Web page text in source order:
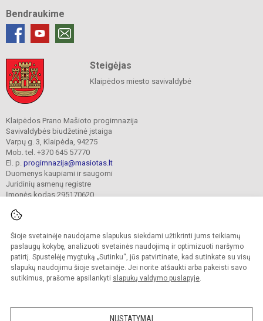
Šioje svetainėje naudojame slapukus siekdami užtikrinti jums teikiamų
paslaugų kokybę, analizuoti svetainės naudojimą ir optimizuoti naršymo
patirtį. Spustelėję mygtuką „Sutinku“, jūs patvirtinate, kad sutinkate su visų
slapukų naudojimu šioje svetainėje. Jei norite atšaukti arba pakeisti savo
sutikimus, prašome apsilankyti slapukų valdymo puslapyje.
NUSTATYMAI
Bendraukime
Steigėjas
Klaipėdos miesto savivaldybė
Klaipėdos Prano Mašioto progimnazija
Savivaldybės biudžetinė įstaiga
Varpų g. 3, Klaipėda, 94275
Mob. tel. +370 645 57770
El. p. progimnazija@masiotas.lt
Duomenys kaupiami ir saugomi
Juridinių asmenų registre
Įmonės kodas 295170620
© 2022. Klaipėdos Prano Mašioto progimnazija. Visos teisės saugomos.
Kopijuoti turinį be raštiško įstaigos administracijos sutikimo griežtai draudžiama.
Prieinamumo paraiška Slapukų valdymas
Sumanus būdas atnaujinti